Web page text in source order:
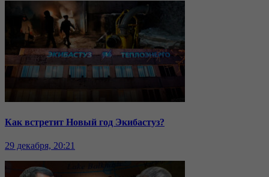
Как встретит Новый год Экибастуз?
29 декабря, 20:21